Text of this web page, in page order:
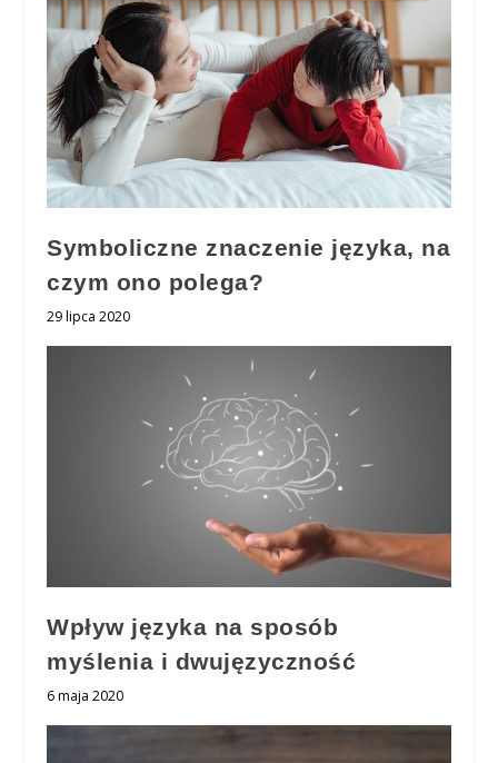
Symboliczne znaczenie języka, na
czym ono polega?
29 lipca 2020
Wpływ języka na sposób
myślenia i dwujęzyczność
6 maja 2020